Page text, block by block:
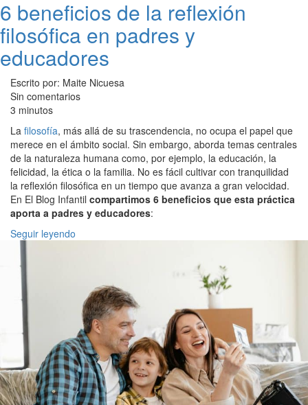
6 beneficios de la reflexión
filosófica en padres y
educadores
Escrito por: Maite Nicuesa
Sin comentarios
3 minutos
La filosofía, más allá de su trascendencia, no ocupa el papel que
merece en el ámbito social. Sin embargo, aborda temas centrales
de la naturaleza humana como, por ejemplo, la educación, la
felicidad, la ética o la familia. No es fácil cultivar con tranquilidad
la reflexión filosófica en un tiempo que avanza a gran velocidad.
En El Blog Infantil compartimos 6 beneficios que esta práctica
aporta a padres y educadores:
Seguir leyendo